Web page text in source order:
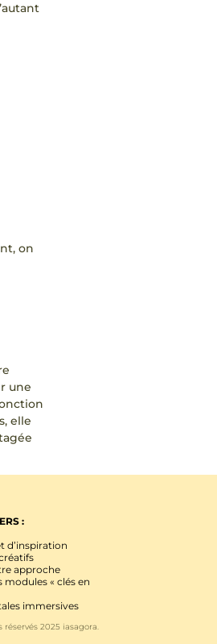
on
une
elle
:
d’inspiration
approche
« clés en
immersives
2025 iasagora.